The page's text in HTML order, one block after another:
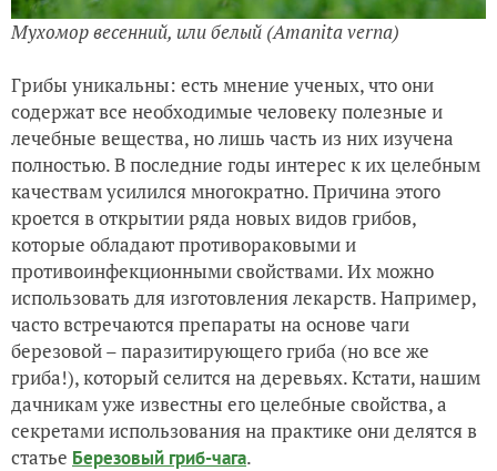
Мухомор весенний, или белый (Amanita verna)
Грибы уникальны: есть мнение ученых, что они
содержат все необходимые человеку полезные и
лечебные вещества, но лишь часть из них изучена
полностью. В последние годы интерес к их целебным
качествам усилился многократно. Причина этого
кроется в открытии ряда новых видов грибов,
которые обладают противораковыми и
противоинфекционными свойствами. Их можно
использовать для изготовления лекарств. Например,
часто встречаются препараты на основе чаги
березовой – паразитирующего гриба (но все же
гриба!), который селится на деревьях. Кстати, нашим
дачникам уже известны его целебные свойства, а
секретами использования на практике они делятся в
статье Березовый гриб-чага.